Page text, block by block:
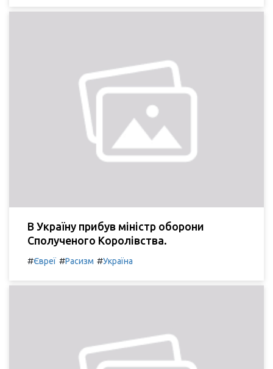
В Україну прибув міністр оборони
Сполученого Королівства.
#Євреї #Расизм #Україна